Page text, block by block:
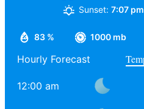
83 % 1000 mb
Sunset: 7:07 pm
Hourly Forecast
12:00 am